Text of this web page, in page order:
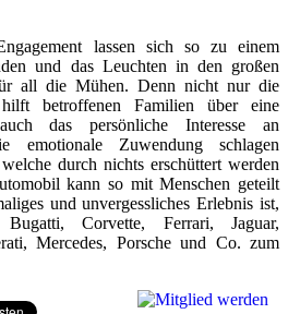
lassen sich so zu einem
und das Leuchten in den großen
all die Mühen. Denn nicht nur die
betroffenen Familien über eine
das persönliche Interesse an
emotionale Zuwendung schlagen
durch nichts erschüttert werden
kann so mit Menschen geteilt
und unvergessliches Erlebnis ist,
Corvette, Ferrari, Jaguar,
Mercedes, Porsche und Co. zum